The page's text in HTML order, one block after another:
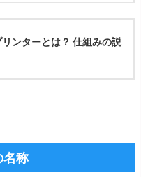
リンターとは？ 仕組みの説
名称